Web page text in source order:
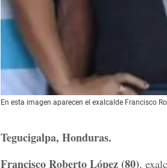
En esta imagen aparecen el exalcalde Francisco
Tegucigalpa, Honduras.
Francisco Roberto López (80),